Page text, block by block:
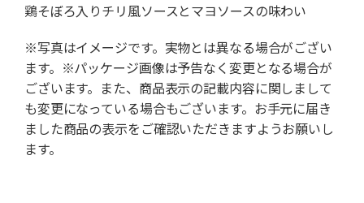
鶏そぼろ入りチリ風ソースとマヨソースの味わい
※写真はイメージです。実物とは異なる場合がござい
ます。※パッケージ画像は予告なく変更となる場合が
ございます。また、商品表示の記載内容に関しまして
も変更になっている場合もございます。お手元に届き
ました商品の表示をご確認いただきますようお願いし
ます。